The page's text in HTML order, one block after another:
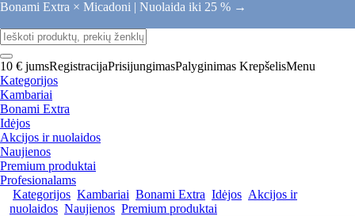
Bonami Extra × Micadoni | Nuolaida iki 25 % →
10 € jumsRegistracijaPrisijungimasPalyginimas KrepšelisMenu
Kategorijos
Kambariai
Bonami Extra
Idėjos
Akcijos ir nuolaidos
Naujienos
Premium produktai
Profesionalams
Kategorijos Kambariai Bonami Extra Idėjos Akcijos ir
nuolaidos Naujienos Premium produktai